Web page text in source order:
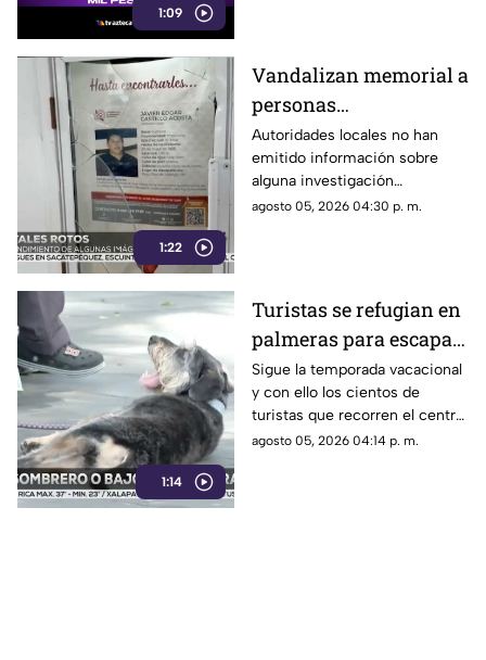
1:09
1:22
Vandalizan memorial a
personas
desaparecidas de Poza
Rica; colectivos piden
más seguridad
Autoridades locales no han
emitido información sobre
alguna investigación
relacionada con estos actos
agosto 05, 2026 04:30 p. m.
1:14
Turistas se refugian en
palmeras para escapar
del sol en Centro
Histórico de Veracruz
[VIDEO]
Sigue la temporada vacacional
y con ello los cientos de
turistas que recorren el centro
de Veracruz tratando de
agosto 05, 2026 04:14 p. m.